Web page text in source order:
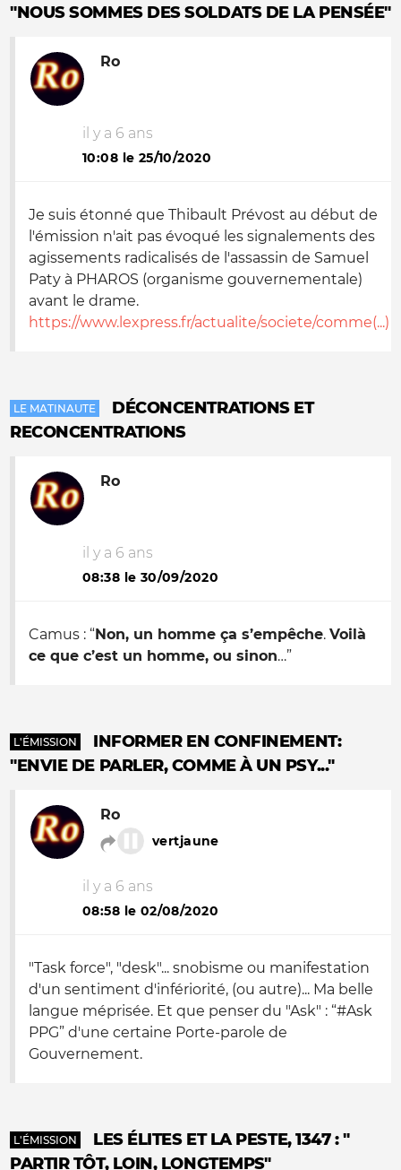
"NOUS SOMMES DES SOLDATS DE LA PENSÉE"
Ro
il y a 6 ans
10:08 le 25/10/2020
Je suis étonné que Thibault Prévost au début de
l'émission n'ait pas évoqué les signalements des
agissements radicalisés de l'assassin de Samuel
Paty à PHAROS (organisme gouvernementale)
avant le drame.
https://www.lexpress.fr/actualite/societe/comme(...)
LE MATINAUTE
DÉCONCENTRATIONS ET
RECONCENTRATIONS
Ro
il y a 6 ans
08:38 le 30/09/2020
Camus : “Non, un homme ça s’empêche. Voilà
ce que c’est un homme, ou sinon…”
L'ÉMISSION
INFORMER EN CONFINEMENT:
"ENVIE DE PARLER, COMME À UN PSY..."
Ro
vertjaune
il y a 6 ans
08:58 le 02/08/2020
"Task force", "desk"... snobisme ou manifestation
d'un sentiment d'infériorité, (ou autre)... Ma belle
langue méprisée. Et que penser du "Ask" : “#Ask
PPG” d'une certaine Porte-parole de
Gouvernement.
L'ÉMISSION
LES ÉLITES ET LA PESTE, 1347 : "
PARTIR TÔT, LOIN, LONGTEMPS"